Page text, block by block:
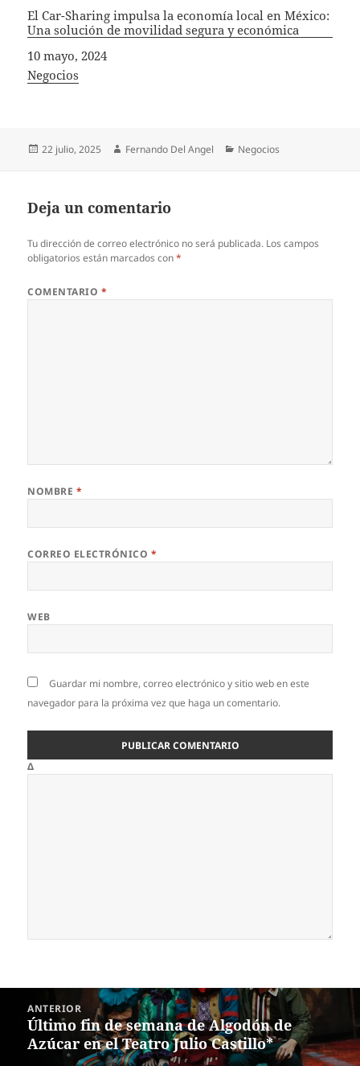
El Car-Sharing impulsa la economía local en México:
Una solución de movilidad segura y económica
Fecha
10 mayo, 2024
In relation to
Negocios
Publicado
22 julio, 2025 Autor
Fernando Del Angel Categorías
Negocios
Deja un comentario
Tu dirección de correo electrónico no será publicada. Los campos
obligatorios están marcados con*
COMENTARIO *
NOMBRE *
CORREO ELECTRÓNICO *
WEB
Guardar mi nombre, correo electrónico y sitio web en este
navegador para la próxima vez que haga un comentario.
Δ
entradas
ANTERIOR
Entrada
anterior:
Último fin de semana de Algodón de
Azúcar en el Teatro Julio Castillo*